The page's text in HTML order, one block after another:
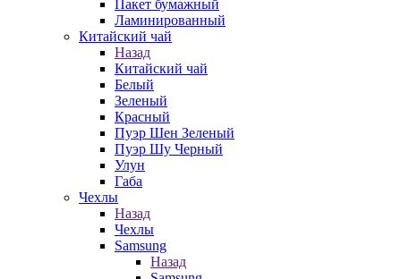
Пакет бумажный
Ламинированный
Китайский чай
Назад
Китайский чай
Белый
Зеленый
Красный
Пуэр Шен Зеленый
Пуэр Шу Черный
Улун
Габа
Чехлы
Назад
Чехлы
Samsung
Назад